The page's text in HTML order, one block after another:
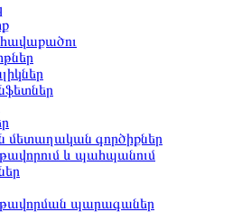
մետաղական գործիքներ
և պահպանում
պարագաներ